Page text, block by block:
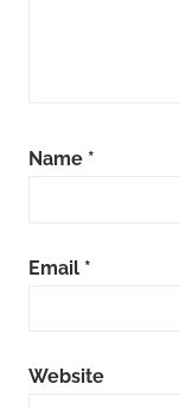
Name *
Email *
Website